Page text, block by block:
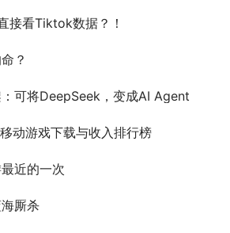
接看Tiktok数据？！
？
可将DeepSeek，变成AI Agent
动游戏下载与收入排行榜
近的一次
厮杀